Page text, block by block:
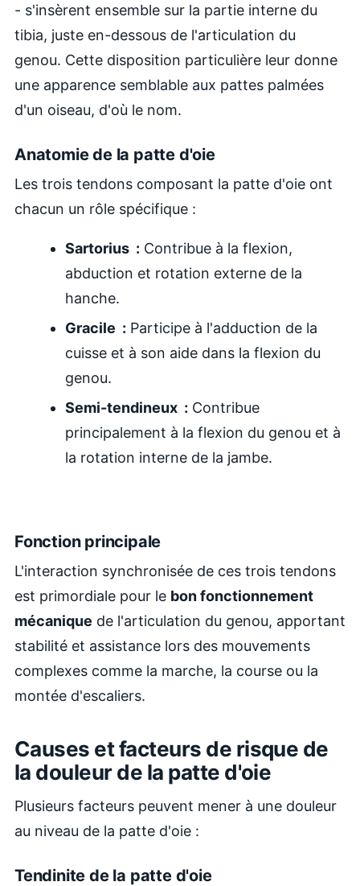
- s'insèrent ensemble sur la partie interne du
tibia, juste en-dessous de l'articulation du
genou. Cette disposition particulière leur donne
une apparence semblable aux pattes palmées
d'un oiseau, d'où le nom.
Anatomie de la patte d'oie
Les trois tendons composant la patte d'oie ont
chacun un rôle spécifique :
Sartorius : Contribue à la flexion,
abduction et rotation externe de la
hanche.
Gracile : Participe à l'adduction de la
cuisse et à son aide dans la flexion du
genou.
Semi-tendineux : Contribue
principalement à la flexion du genou et à
la rotation interne de la jambe.
Fonction principale
L'interaction synchronisée de ces trois tendons
est primordiale pour le bon fonctionnement
mécanique de l'articulation du genou, apportant
stabilité et assistance lors des mouvements
complexes comme la marche, la course ou la
montée d'escaliers.
Causes et facteurs de risque de
la douleur de la patte d'oie
Plusieurs facteurs peuvent mener à une douleur
au niveau de la patte d'oie :
Tendinite de la patte d'oie